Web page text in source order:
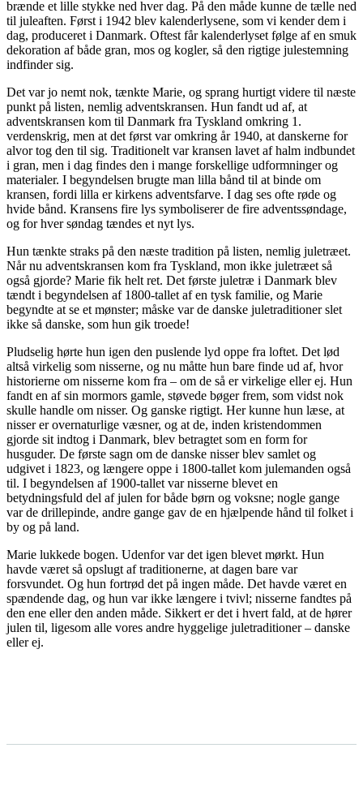
brænde et lille stykke ned hver dag. På den måde kunne de tælle ned
til juleaften. Først i 1942 blev kalenderlysene, som vi kender dem i
dag, produceret i Danmark. Oftest får kalenderlyset følge af en smuk
dekoration af både gran, mos og kogler, så den rigtige julestemning
indfinder sig.
Det var jo nemt nok, tænkte Marie, og sprang hurtigt videre til næste
punkt på listen, nemlig adventskransen. Hun fandt ud af, at
adventskransen kom til Danmark fra Tyskland omkring 1.
verdenskrig, men at det først var omkring år 1940, at danskerne for
alvor tog den til sig. Traditionelt var kransen lavet af halm indbundet
i gran, men i dag findes den i mange forskellige udformninger og
materialer. I begyndelsen brugte man lilla bånd til at binde om
kransen, fordi lilla er kirkens adventsfarve. I dag ses ofte røde og
hvide bånd. Kransens fire lys symboliserer de fire adventssøndage,
og for hver søndag tændes et nyt lys.
Hun tænkte straks på den næste tradition på listen, nemlig juletræet.
Når nu adventskransen kom fra Tyskland, mon ikke juletræet så
også gjorde? Marie fik helt ret. Det første juletræ i Danmark blev
tændt i begyndelsen af 1800-tallet af en tysk familie, og Marie
begyndte at se et mønster; måske var de danske juletraditioner slet
ikke så danske, som hun gik troede!
Pludselig hørte hun igen den puslende lyd oppe fra loftet. Det lød
altså virkelig som nisserne, og nu måtte hun bare finde ud af, hvor
historierne om nisserne kom fra – om de så er virkelige eller ej. Hun
fandt en af sin mormors gamle, støvede bøger frem, som vidst nok
skulle handle om nisser. Og ganske rigtigt. Her kunne hun læse, at
nisser er overnaturlige væsner, og at de, inden kristendommen
gjorde sit indtog i Danmark, blev betragtet som en form for
husguder. De første sagn om de danske nisser blev samlet og
udgivet i 1823, og længere oppe i 1800-tallet kom julemanden også
til. I begyndelsen af 1900-tallet var nisserne blevet en
betydningsfuld del af julen for både børn og voksne; nogle gange
var de drillepinde, andre gange gav de en hjælpende hånd til folket i
by og på land.
Marie lukkede bogen. Udenfor var det igen blevet mørkt. Hun
havde været så opslugt af traditionerne, at dagen bare var
forsvundet. Og hun fortrød det på ingen måde. Det havde været en
spændende dag, og hun var ikke længere i tvivl; nisserne fandtes på
den ene eller den anden måde. Sikkert er det i hvert fald, at de hører
julen til, ligesom alle vores andre hyggelige juletraditioner – danske
eller ej.